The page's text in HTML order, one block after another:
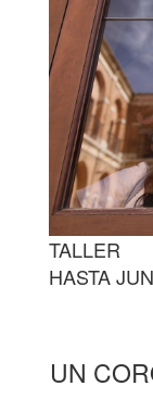
TALLER
HASTA
UN